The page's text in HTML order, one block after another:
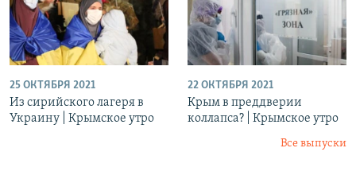
25 ОКТЯБРЯ 2021
Из сирийского лагеря в
Украину | Крымское утро
22 ОКТЯБРЯ 2021
Крым в преддверии
коллапса? | Крымское утро
Все выпуски